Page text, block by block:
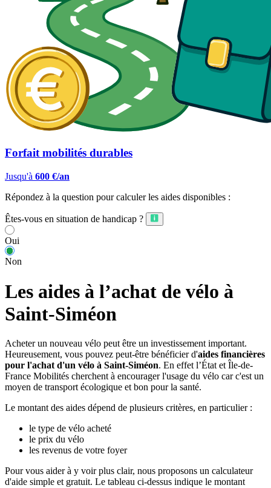
Forfait mobilités durables
Jusqu'à 600 €/an
Répondez à la question pour calculer les aides disponibles :
Êtes-vous en situation de handicap ?
Oui
Non
Les aides à l’achat de vélo à
Saint-Siméon
Acheter un nouveau vélo peut être un investissement important.
Heureusement, vous pouvez peut-être bénéficier d'aides financières
pour l'achat d'un vélo à Saint-Siméon. En effet l’État et Île-de-
France Mobilités cherchent à encourager l'usage du vélo car c'est un
moyen de transport écologique et bon pour la santé.
Le montant des aides dépend de plusieurs critères, en particulier :
le type de vélo acheté
le prix du vélo
les revenus de votre foyer
Pour vous aider à y voir plus clair, nous proposons un calculateur
d'aide simple et gratuit. Le tableau ci-dessus indique le montant